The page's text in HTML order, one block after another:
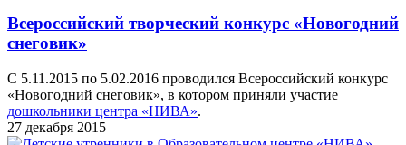
Всероссийский творческий конкурс «Новогодний
снеговик»
С 5.11.2015 по 5.02.2016 проводился Всероссийский конкурс
«Новогодний снеговик», в котором приняли участие
дошкольники центра «НИВА».
27 декабря 2015